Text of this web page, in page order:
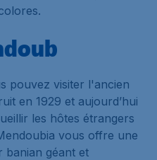
pouvez visiter l'ancien
en 1929 et aujourd’hui
les hôtes étrangers
vous offre une
banian géant et